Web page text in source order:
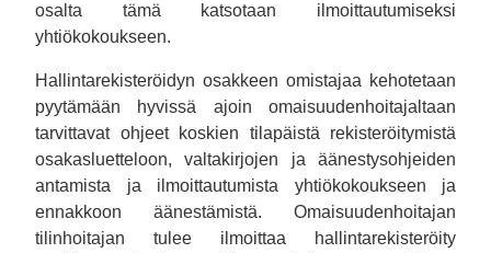
osalta tämä katsotaan ilmoittautumiseksi
yhtiökokoukseen.
Hallintarekisteröidyn osakkeen omistajaa kehotetaan
pyytämään hyvissä ajoin omaisuudenhoitajaltaan
tarvittavat ohjeet koskien tilapäistä rekisteröitymistä
osakasluetteloon, valtakirjojen ja äänestysohjeiden
antamista ja ilmoittautumista yhtiökokoukseen ja
ennakkoon äänestämistä. Omaisuudenhoitajan
tilinhoitajan tulee ilmoittaa hallintarekisteröity